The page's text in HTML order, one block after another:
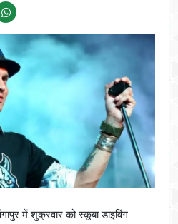
में शुक्रवार को स्कूबा डाइविंग